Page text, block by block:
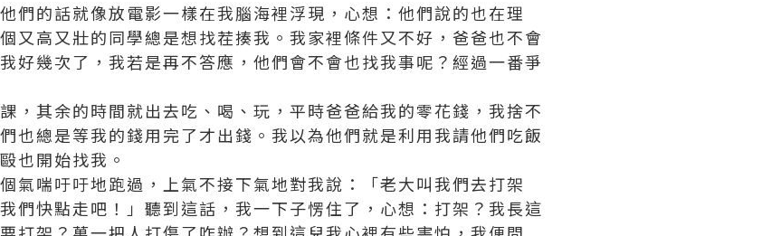
們的話就像放電影一樣在我腦海裡浮現，心想：他們說的也在理
又高又壯的同學總是想找茬揍我。我家裡條件又不好，爸爸也不會
好幾次了，我若是再不答應，他們會不會也找我事呢？經過一番爭
，其余的時間就出去吃、喝、玩，平時爸爸給我的零花錢，我捨不
也總是等我的錢用完了才出錢。我以為他們就是利用我請他們吃飯
也開始找我。
氣喘吁吁地跑過，上氣不接下氣地對我說：「老大叫我們去打架
們快點走吧！」聽到這話，我一下子愣住了，心想：打架？我長這